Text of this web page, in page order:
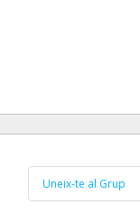
Uneix-te al Grup